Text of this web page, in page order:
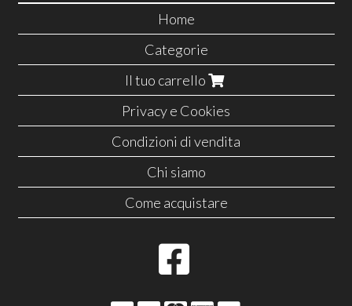
Home
Categorie
Il tuo carrello
Privacy e Cookies
Condizioni di vendita
Chi siamo
Come acquistare